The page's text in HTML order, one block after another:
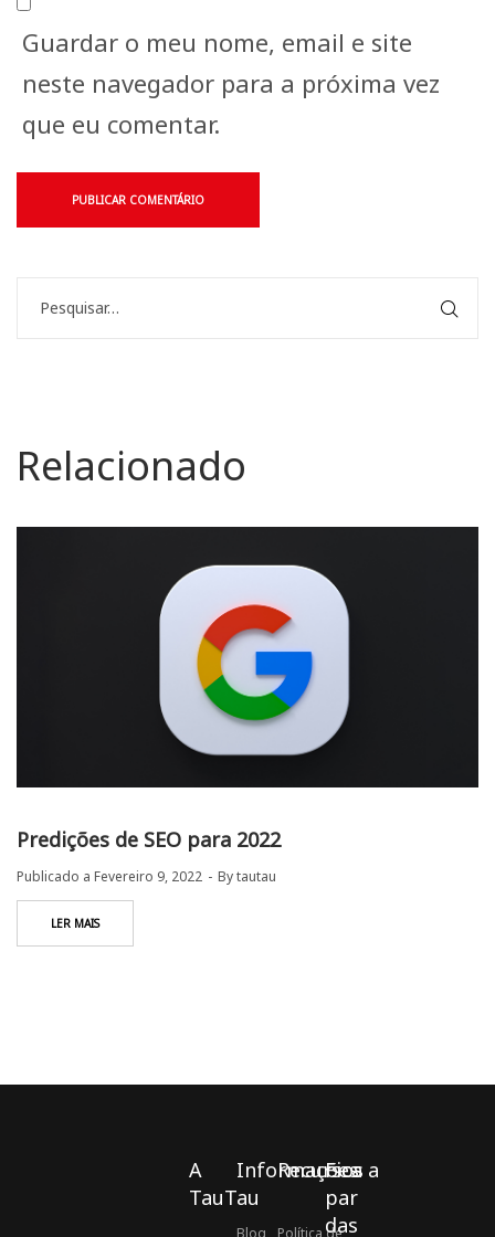
Guardar o meu nome, email e site
neste navegador para a próxima vez
que eu comentar.
Relacionado
Predições de SEO para 2022
Publicado a Fevereiro 9, 2022 Bytautau
LER MAIS
A
TauTau
Informações
Blog
Recursos
Política de
Fica a
par
das